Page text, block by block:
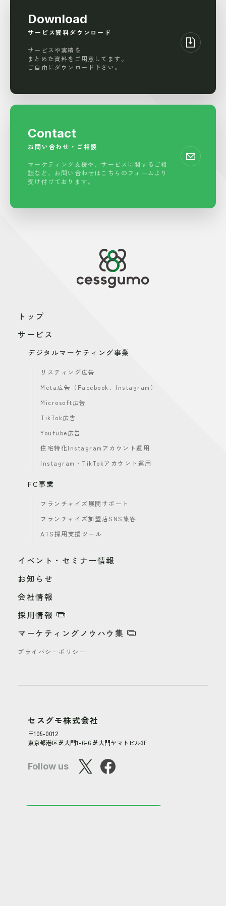
Download
サービス資料ダウンロード
サービスや実績を
まとめた資料をご用意してます。
ご自由にダウンロード下さい。
Contact
お問い合わせ・ご相談
マーケティング支援や、サービスに関する ご相
談など、お問い合わせはこちらの フォームより
受け付けております。
トップ
サービス
デジタルマーケティング事業
リスティング広告
Meta広告（Facebook、Instagram）
Microsoft広告
TikTok広告
Youtube広告
住宅特化Instagramアカウント運用
Instagram・TikTokアカウント運用
FC事業
フランチャイズ展開サポート
フランチャイズ加盟店SNS集客
ATS採用支援ツール
イベント・セミナー情報
お知らせ
会社情報
採用情報
マーケティングノウハウ集
プライバシーポリシー
セスグモ株式会社
〒105-0012
東京都港区芝大門1-6-6 芝大門ヤマトビル3F
Follow us